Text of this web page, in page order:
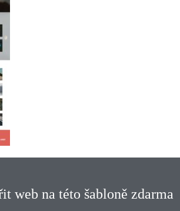
web na této šabloně zdarma